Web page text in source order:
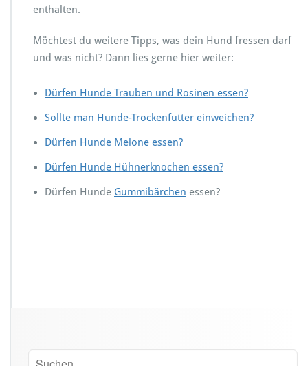
enthalten.
Möchtest du weitere Tipps, was dein Hund fressen darf
und was nicht? Dann lies gerne hier weiter:
Dürfen Hunde Trauben und Rosinen essen?
Sollte man Hunde-Trockenfutter einweichen?
Dürfen Hunde Melone essen?
Dürfen Hunde Hühnerknochen essen?
Dürfen Hunde Gummibärchen essen?